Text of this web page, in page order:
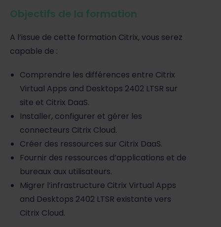
Objectifs de la formation
A l’issue de cette formation Citrix, vous serez
capable de :
Comprendre les différences entre Citrix
Virtual Apps and Desktops 2402 LTSR sur
site et Citrix DaaS.
Installer, configurer et gérer les
connecteurs Citrix Cloud.
Créer des ressources sur Citrix DaaS.
Fournir des ressources d’applications et de
bureaux aux utilisateurs.
Migrer l’infrastructure Citrix Virtual Apps
and Desktops 2402 LTSR existante vers
Citrix Cloud.